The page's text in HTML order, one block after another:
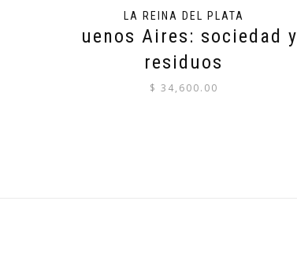
LA REINA DEL PLATA
Buenos Aires: sociedad y
residuos
$ 34,600.00